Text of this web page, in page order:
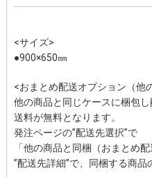
<サイズ>
●900×650㎜
<おまとめ配送オプション（他
他の商品と同じケースに梱包し
送料が無料となります。
発注ページの”配送先選択”で
「他の商品と同梱（おまとめ
”配送先詳細”で、同梱する商品